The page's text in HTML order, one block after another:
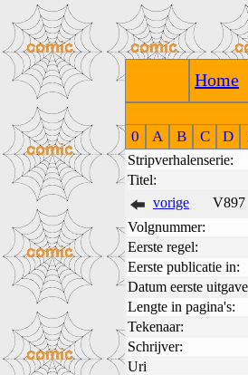
Home
0 A B C D
Stripverhalenserie:
Titel:
vorige
V897
Volgnummer:
Eerste regel:
Eerste publicatie in:
Datum eerste
Lengte in pagina's:
Tekenaar:
Schrijver:
Uri